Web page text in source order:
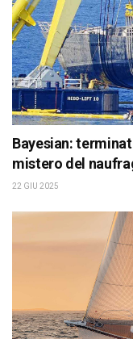
Bayesian:
mistero del
22 GIU 2025